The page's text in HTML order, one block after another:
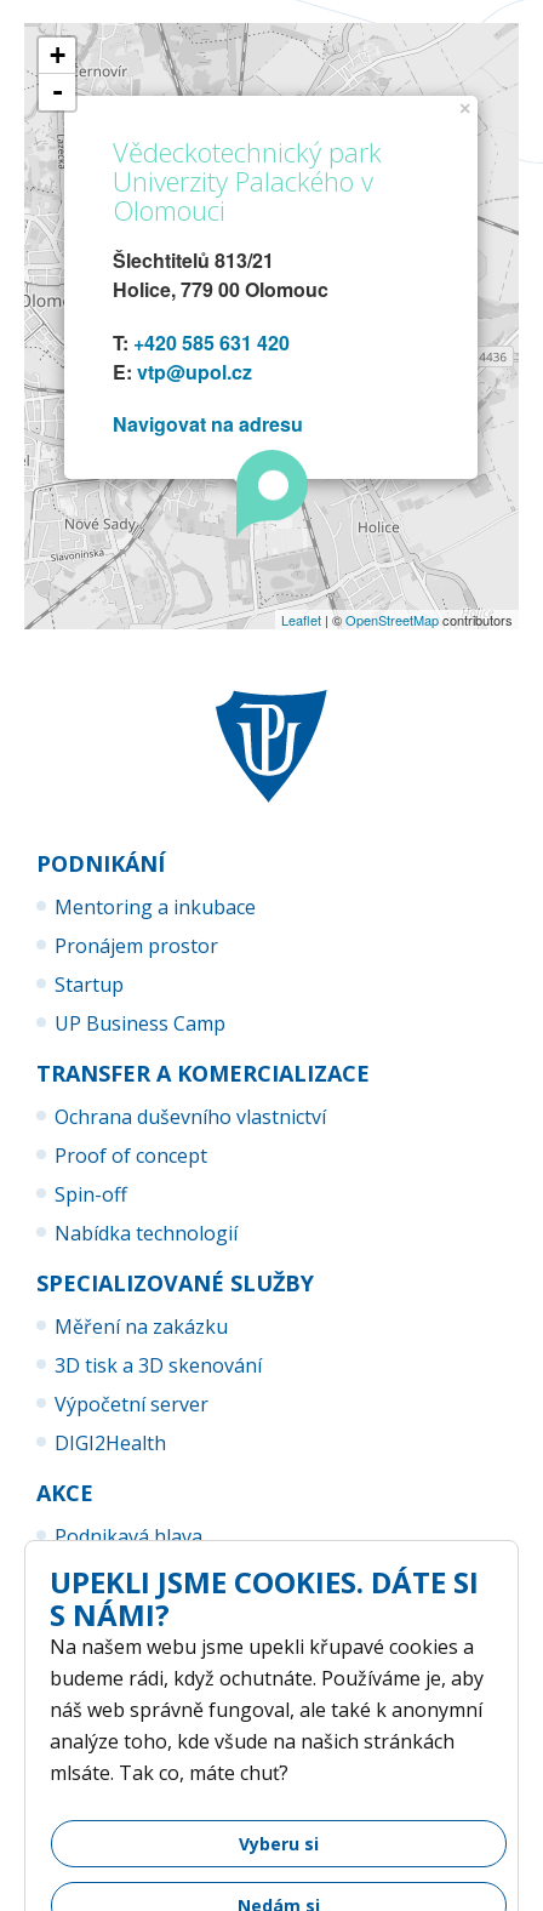
×
Vědeckotechnický park
Univerzity Palackého v
Olomouci
Šlechtitelů 813/21
Holice, 779 00 Olomouc
T: +420 585 631 420
E: vtp@upol.cz
Navigovat na adresu
+
-
Leaflet | ©OpenStreetMapcontributors
PODNIKÁNÍ
Mentoring a inkubace
Pronájem prostor
Startup
UP Business Camp
TRANSFER A KOMERCIALIZACE
Ochrana duševního vlastnictví
Proof of concept
Spin-off
Nabídka technologií
SPECIALIZOVANÉ SLUŽBY
Měření na zakázku
3D tisk a 3D skenování
Výpočetní server
DIGI2Health
AKCE
Podnikavá hlava
UP Business Camp
GDPR/ © 2026 Vědeckotechnický park Univerzity Palackého v
Nastavení cookies
UPEKLI JSME COOKIES. DÁTE SI
S NÁMI?
Na našem webu jsme upekli křupavé cookies a
budeme rádi, když ochutnáte. Používáme je, aby
náš web správně fungoval, ale také k anonymní
analýze toho, kde všude na našich stránkách
mlsáte. Tak co, máte chuť?
Vyberu si
Nedám si